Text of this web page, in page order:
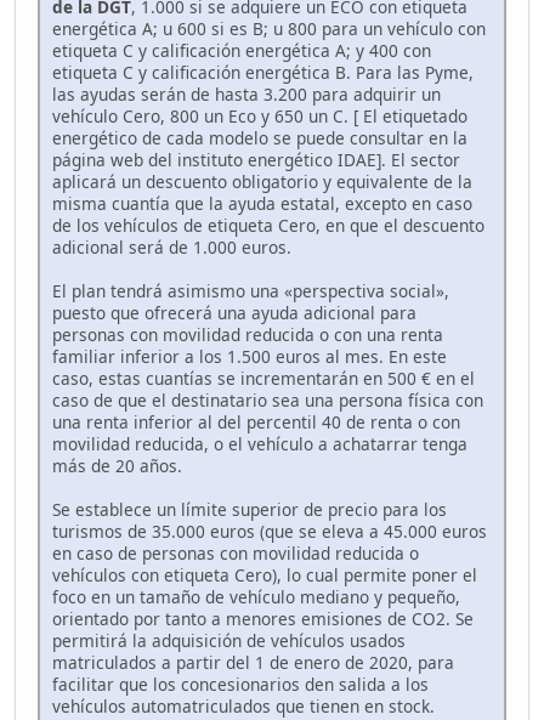
de la DGT, 1.000 si se adquiere un ECO con etiqueta
energética A; u 600 si es B; u 800 para un vehículo con
etiqueta C y calificación energética A; y 400 con
etiqueta C y calificación energética B. Para las Pyme,
las ayudas serán de hasta 3.200 para adquirir un
vehículo Cero, 800 un Eco y 650 un C. [ El etiquetado
energético de cada modelo se puede consultar en la
página web del instituto energético IDAE]. El sector
aplicará un descuento obligatorio y equivalente de la
misma cuantía que la ayuda estatal, excepto en caso
de los vehículos de etiqueta Cero, en que el descuento
adicional será de 1.000 euros.
El plan tendrá asimismo una «perspectiva social»,
puesto que ofrecerá una ayuda adicional para
personas con movilidad reducida o con una renta
familiar inferior a los 1.500 euros al mes. En este
caso, estas cuantías se incrementarán en 500 € en el
caso de que el destinatario sea una persona física con
una renta inferior al del percentil 40 de renta o con
movilidad reducida, o el vehículo a achatarrar tenga
más de 20 años.
Se establece un límite superior de precio para los
turismos de 35.000 euros (que se eleva a 45.000 euros
en caso de personas con movilidad reducida o
vehículos con etiqueta Cero), lo cual permite poner el
foco en un tamaño de vehículo mediano y pequeño,
orientado por tanto a menores emisiones de CO2. Se
permitirá la adquisición de vehículos usados
matriculados a partir del 1 de enero de 2020, para
facilitar que los concesionarios den salida a los
vehículos automatriculados que tienen en stock.